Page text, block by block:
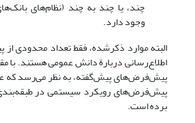
چند، یا چند به چند (نظام‌های
وجود دارد.
البته موارد ذکر‌شده، فقط تعداد
اطلاع‌رسانی دربارة دانش عمومی هستند. با
پیش‌فرض‌های پیش‌گفته، به نظر می‌رسد که
پیش‌فرض‌های رویکرد سیستمی در
برده است.